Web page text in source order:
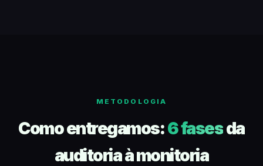
METODOLOGIA
Como entregamos:6 fasesda
auditoria à monitoria